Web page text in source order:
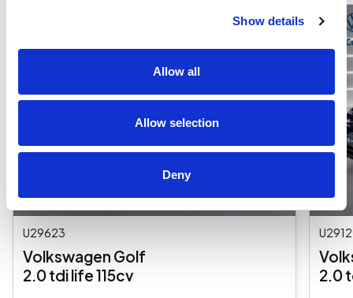
Show details
Allow all
Allow selection
Deny
U29623
Volkswagen Golf
2.0 tdi life 115cv
2.0